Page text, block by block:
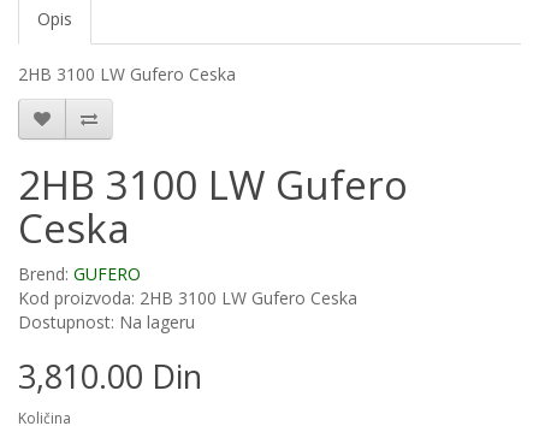
Opis
2HB 3100 LW Gufero Ceska
2HB 3100 LW Gufero
Ceska
Brend: GUFERO
Kod proizvoda: 2HB 3100 LW Gufero Ceska
Dostupnost: Na lageru
3,810.00 Din
Količina